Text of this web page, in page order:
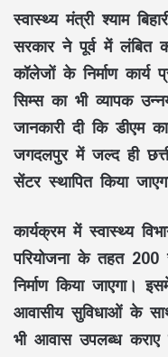
स्वास्थ्य मंत्रीश्याम
सरकार ने पूर्व में लंबित
कॉलेजोंके निर्माण कार्य
सिम्सका भी व्यापक
जानकारी दी किडीएम
जगदलपुरमें जल्द ही
सेंटरस्थापित किया
कार्यक्रम मेंस्वास्थ्य
परियोजना के तहत 200
निर्माण किया जाएगा।
आवासीय सुविधाओंके साथ
भी आवासउपलब्ध कराए